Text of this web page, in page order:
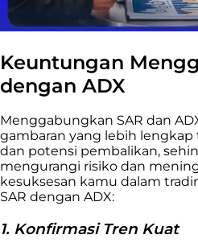
Keuntungan
dengan ADX
Menggabungkan SAR dan
gambaran yang lebih
dan potensi pembalikan,
mengurangi risiko dan
kesuksesan kamu dalam
SAR dengan ADX:
1. Konfirmasi Tren Kuat